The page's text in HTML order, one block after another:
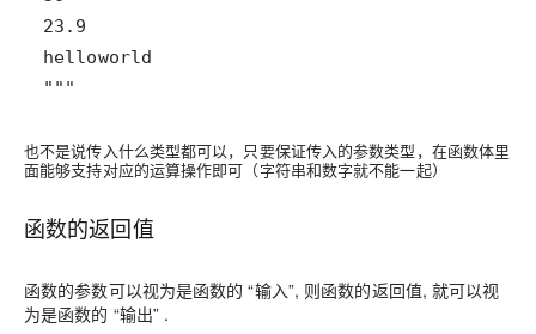
"""
也不是说传入什么类型都可以，只要保证传入的参数类型，在函数体里
面能够支持对应的运算操作即可（字符串和数字就不能一起）
函数的返回值
函数的参数可以视为是函数的 “输入”, 则函数的返回值, 就可以视
为是函数的 “输出” .